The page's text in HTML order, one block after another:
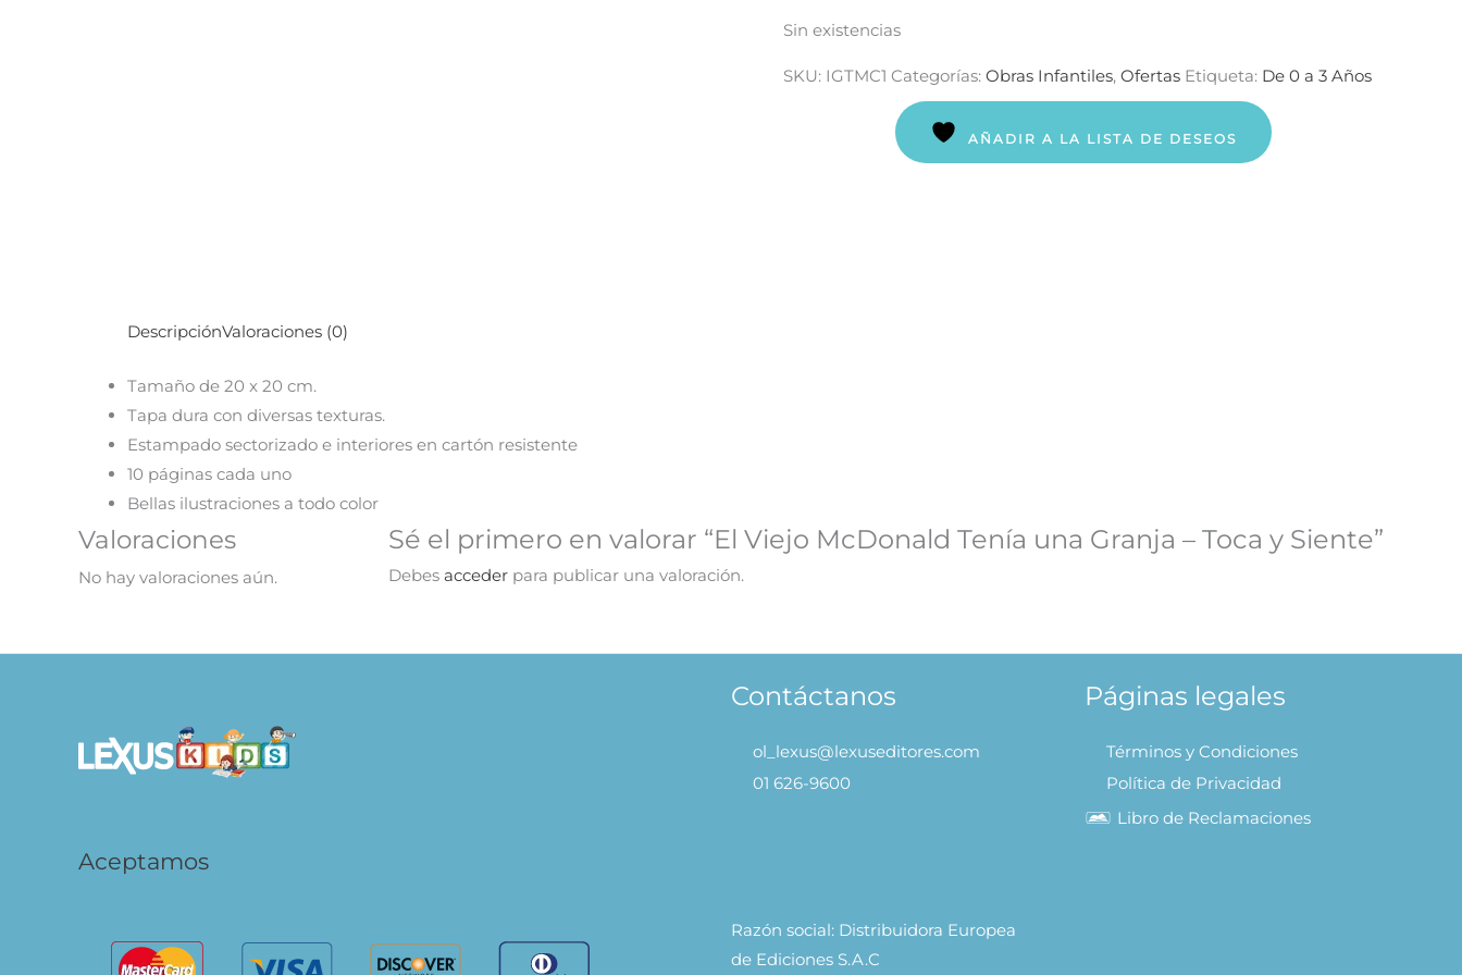
Sin existencias
SKU: IGTMC1 Categorías: Obras Infantiles, Ofertas Etiqueta: De 0 a 3 Años
AÑADIR A LA LISTA DE DESEOS
DescripciónValoraciones (0)
Tamaño de 20 x 20 cm.
Tapa dura con diversas texturas.
Estampado sectorizado e interiores en cartón resistente
10 páginas cada uno
Bellas ilustraciones a todo color
Valoraciones
No hay valoraciones aún.
Sé el primero en valorar “El Viejo McDonald Tenía una Granja – Toca y Siente”
Debes acceder para publicar una valoración.
Aceptamos
Contáctanos
ol_lexus@lexuseditores.com
01 626-9600
Razón social: Distribuidora Europea
de Ediciones S.A.C
Páginas legales
Términos y Condiciones
Política de Privacidad
Libro de Reclamaciones